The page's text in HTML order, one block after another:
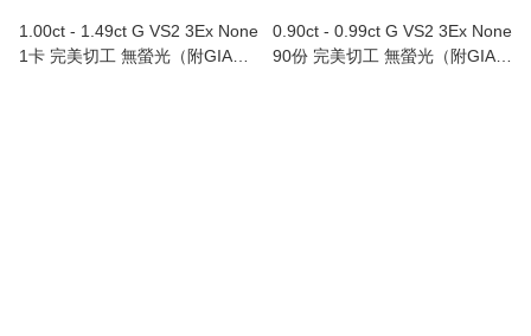
1.00ct - 1.49ct G VS2 3Ex None
1卡 完美切工 無螢光（附GIA證
0.90ct - 0.99ct G VS2 3Ex None
90份 完美切工 無螢光（附GIA證